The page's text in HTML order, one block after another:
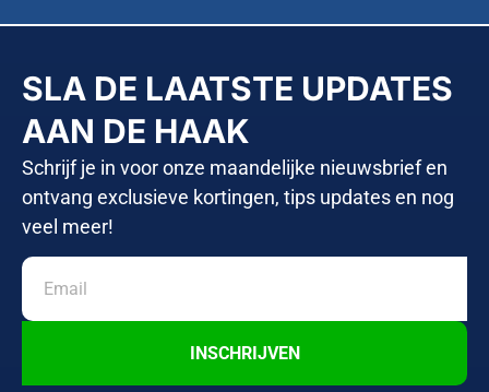
SLA DE LAATSTE UPDATES
AAN DE HAAK
Schrijf je in voor onze maandelijke nieuwsbrief en
ontvang exclusieve kortingen, tips updates en nog
veel meer!
INSCHRIJVEN